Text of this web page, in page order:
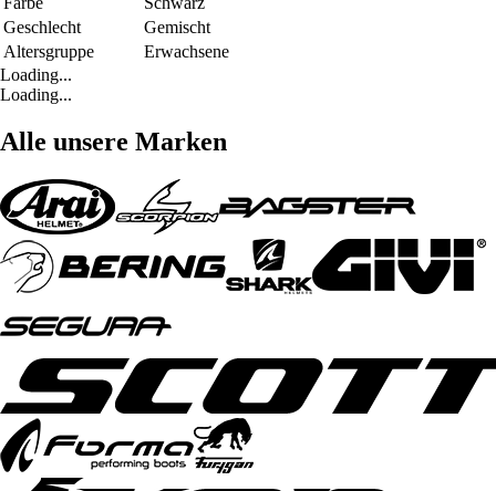
Geschlecht
Gemischt
Altersgruppe
Erwachsene
Loading...
Loading...
Alle unsere Marken